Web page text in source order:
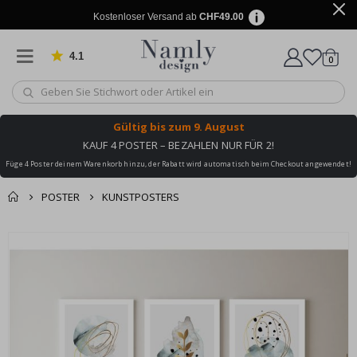
Kostenloser Versand ab CHF49.00
4.1 von 1029 Bewertungen
Wagen
0
Gültig bis zum 9. August
KAUF 4 POSTER – BEZAHLEN NUR FÜR 2!
Füge 4 Poster deinem Warenkorb hinzu, der Rabatt wird automatisch beim Checkout angewendet!
POSTER KUNSTPOSTERS
Produkte